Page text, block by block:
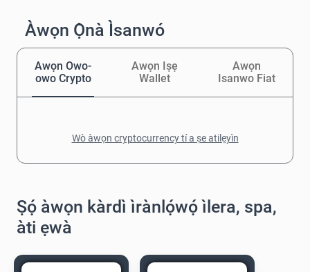
Àwọn Ọ̀nà Ìsanwó
Awọn Owo-
owo Crypto
Awọn Iṣẹ
Wallet
Awọn
Isanwo Fiat
Wò àwọn cryptocurrency tí a ṣe atilẹyìn
Ṣọ́ àwọn kàrdì ìrànlọ́wọ́ ìlera, spa,
àti ẹwà